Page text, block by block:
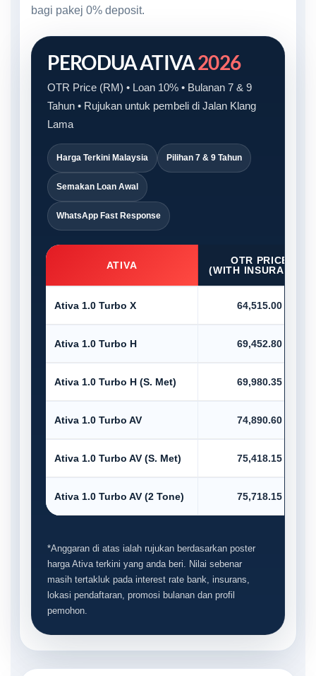
bagi pakej 0% deposit.
PERODUA ATIVA2026
OTR Price (RM) • Loan 10% • Bulanan 7 & 9
Tahun • Rujukan untuk pembeli di Jalan Klang
Lama
Harga Terkini Malaysia Pilihan 7 & 9 Tahun
Semakan Loan Awal
WhatsApp Fast Response
ATIVA
OTR PRICE
(WITH INSURANCE)
Ativa 1.0 Turbo X 64,515.00
Ativa 1.0 Turbo H 69,452.80
Ativa 1.0 Turbo H (S. Met) 69,980.35
Ativa 1.0 Turbo AV 74,890.60
Ativa 1.0 Turbo AV (S. Met) 75,418.15
Ativa 1.0 Turbo AV (2 Tone) 75,718.15
*Anggaran di atas ialah rujukan berdasarkan poster
harga Ativa terkini yang anda beri. Nilai sebenar
masih tertakluk pada interest rate bank, insurans,
lokasi pendaftaran, promosi bulanan dan profil
pemohon.